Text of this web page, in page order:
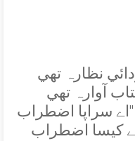
نظارہ تھي
آوارہ تھي
سراپا اضطراب
کيسا اضطراب